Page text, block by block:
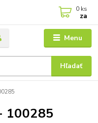
Menu
Hľadať
0 ks
za
100285